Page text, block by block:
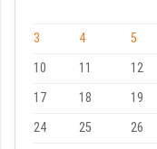
3
4 5
10
11 12
17
18 19
24
25 26